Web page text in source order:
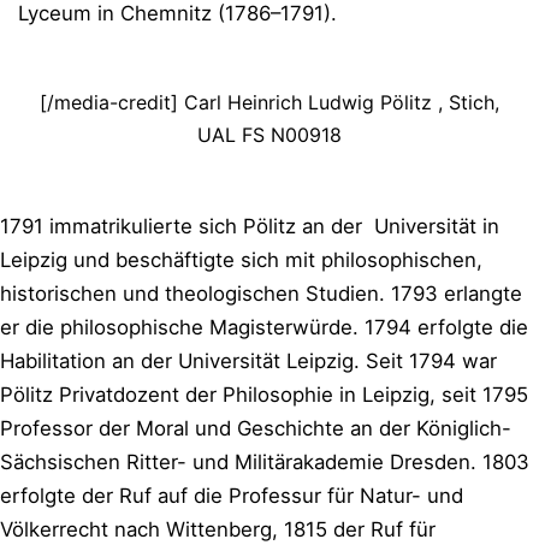
Lyceum in Chemnitz (1786–1791).
[/media-credit] Carl Heinrich Ludwig Pölitz , Stich,
UAL FS N00918
1791 immatrikulierte sich Pölitz an der Universität in
Leipzig und beschäftigte sich mit philosophischen,
historischen und theologischen Studien. 1793 erlangte
er die philosophische Magisterwürde. 1794 erfolgte die
Habilitation an der Universität Leipzig. Seit 1794 war
Pölitz Privatdozent der Philosophie in Leipzig, seit 1795
Professor der Moral und Geschichte an der Königlich-
Sächsischen Ritter- und Militärakademie Dresden. 1803
erfolgte der Ruf auf die Professur für Natur- und
Völkerrecht nach Wittenberg, 1815 der Ruf für